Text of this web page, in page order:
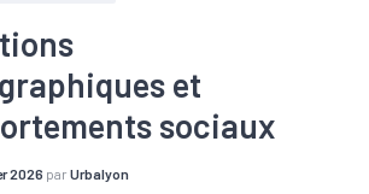
et
sociaux
2026 par Urbalyon